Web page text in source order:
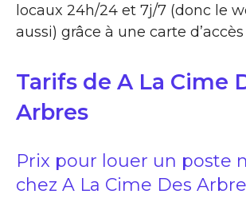
locaux 24h/24 et 7j/7 (donc le
aussi) grâce à une carte
Tarifs de A La Cime
Arbres
Prix pour louer un poste
chez A La Cime Des